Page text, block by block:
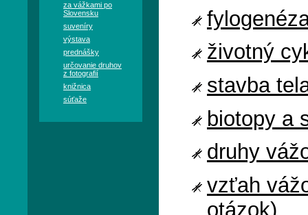
za vážkami po
Slovensku
suveníry
výstava
prednášky
určovanie druhov
z fotografií
knižnica
súťaže
životný
stavba
biotopy a
druhy
vzťah
otázok)